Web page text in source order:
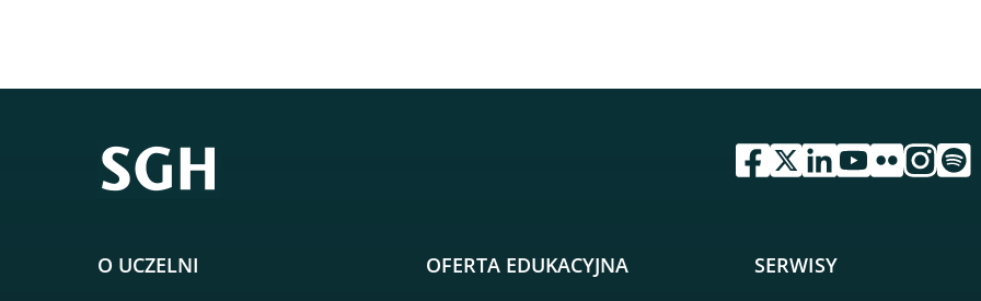
przejdź do serwisu facebook
przejdź do serwisu
przejdź do serwisu
przejdź do
przejdź do
przejdź
O UCZELNI OFERTA EDUKACYJNA SERWISY